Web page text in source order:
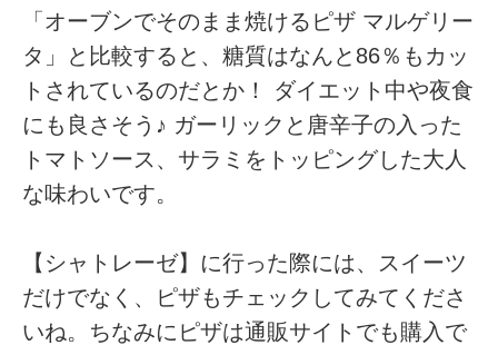
「オーブンでそのまま焼けるピザ マルゲリー
タ」と比較すると、糖質はなんと86％もカッ
トされているのだとか！ ダイエット中や夜食
にも良さそう♪ ガーリックと唐辛子の入った
トマトソース、サラミをトッピングした大人
な味わいです。
【シャトレーゼ】に行った際には、スイーツ
だけでなく、ピザもチェックしてみてくださ
いね。ちなみにピザは通販サイトでも購入で